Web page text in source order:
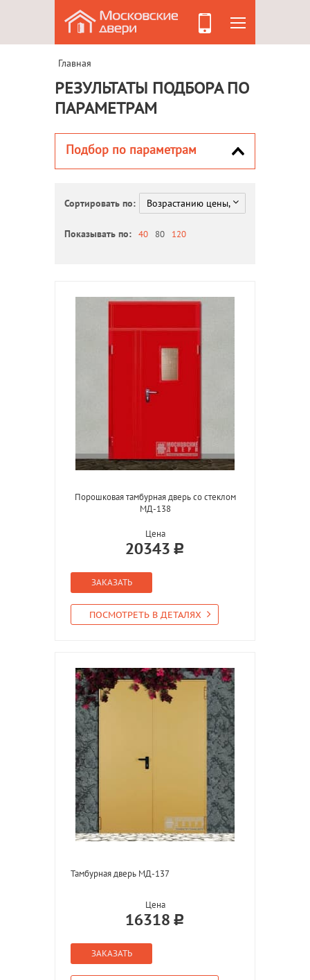
Главная
РЕЗУЛЬТАТЫ ПОДБОРА ПО
ПАРАМЕТРАМ
Подбор по параметрам
Сортировать по:
Показывать по: 40 80 120
Порошковая тамбурная дверь со стеклом
МД-138
Цена
20343
ЗАКАЗАТЬ
ПОСМОТРЕТЬ В ДЕТАЛЯХ
Тамбурная дверь МД-137
Цена
16318
ЗАКАЗАТЬ